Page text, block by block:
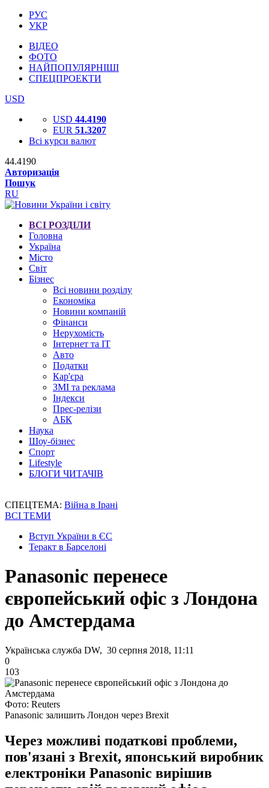
РУС
УКР
ВІДЕО
ФОТО
НАЙПОПУЛЯРНІШІ
СПЕЦПРОЕКТИ
USD
USD 44.4190
EUR 51.3207
Всі курси валют
44.4190
Авторизація
Пошук
RU
ВСІ РОЗДІЛИ
Головна
Україна
Місто
Світ
Бізнес
Всі новини розділу
Економіка
Новини компаній
Фінанси
Нерухомість
Інтернет та IT
Авто
Податки
Кар'єра
ЗМІ та реклама
Індекси
Прес-релізи
АБК
Наука
Шоу-бізнес
Спорт
Lifestyle
БЛОГИ ЧИТАЧІВ
СПЕЦТЕМА: Війна в Ірані
ВСІ ТЕМИ
Вступ України в ЄС
Теракт в Барселоні
Panasonic перенесе
європейський офіс з Лондона
до Амстердама
Українська служба DW, 30 серпня 2018, 11:11
0
103
Фото: Reuters
Panasonic залишить Лондон через Brexit
Через можливі податкові проблеми,
пов'язані з Brexit, японський виробник
електроніки Panasonic вирішив